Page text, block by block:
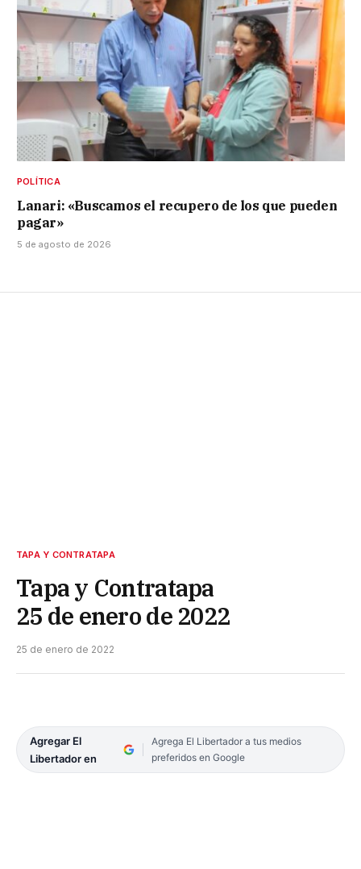
POLÍTICA
Lanari: «Buscamos el recupero de los que pueden
pagar»
5 de agosto de 2026
TAPA Y CONTRATAPA
Tapa y Contratapa
25 de enero de 2022
25 de enero de 2022
Agregar El
Libertador en
Agrega El Libertador a tus medios
preferidos en Google